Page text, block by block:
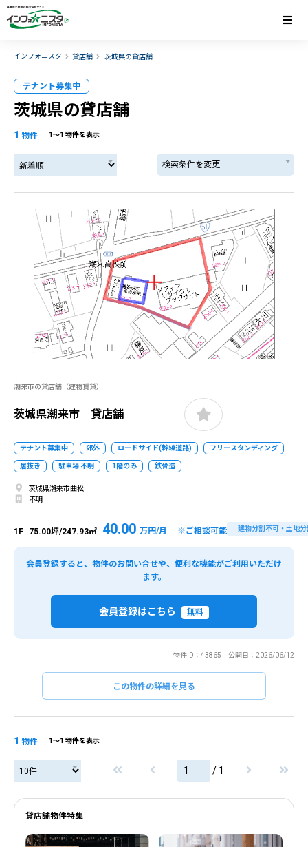
インフォニスタ 貸店舗 茨城県の貸店舗
テナント募集中
茨城県の貸店舗
1 物件 1〜1 物件を表示
検索条件を変更
潮来市の貸店舗（建物賃貸）
茨城県潮来市 貸店舗
テナント募集中 郊外 ロードサイド(幹線道路) フリースタンディング
居抜き 駐車場 不明 1階のみ 鉄骨造
茨城県潮来市曲松
不明
1F 75.00坪/247.93㎡ 40.00 万円/月 ※ご相談可能 建物分割不可・土地分
会員登録すると、物件のお問い合せや、便利な機能がご利用いただけ
ます。
会員登録はこちら 無料
物件ID：43865 公開日：2026/06/12
この物件の詳細を見る
1 物件 1〜1 物件を表示
/ 1
貸店舗物件特集